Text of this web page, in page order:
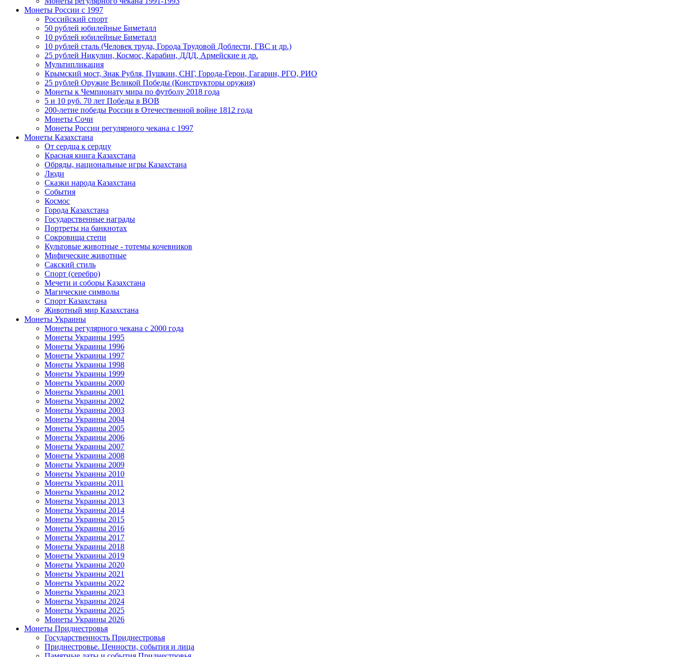
Монеты России c 1997
Российский спорт
50 рублей юбилейные Биметалл
10 рублей юбилейные Биметалл
10 рублей сталь (Человек труда, Города Трудовой Доблести, ГВС и др.)
25 рублей Никулин, Космос, Карабин, ДДД, Армейские и др.
Мультипликация
Крымский мост, Знак Рубля, Пушкин, СНГ, Города-Герои, Гагарин, РГО, РИО
25 рублей Оружие Великой Победы (Конструкторы оружия)
Монеты к Чемпионату мира по футболу 2018 года
5 и 10 руб. 70 лет Победы в ВОВ
200-летие победы России в Отечественной войне 1812 года
Монеты Сочи
Монеты России регулярного чекана с 1997
Монеты Казахстана
От сердца к сердцу
Красная книга Казахстана
Обряды, национальные игры Казахстана
Люди
Сказки народа Казахстана
События
Космос
Города Казахстана
Государственные награды
Портреты на банкнотах
Сокровища степи
Культовые животные - тотемы кочевников
Мифические животные
Сакский стиль
Спорт (серебро)
Мечети и соборы Казахстана
Магические символы
Спорт Казахстана
Животный мир Казахстана
Монеты Украины
Монеты регулярного чекана с 2000 года
Монеты Украины 1995
Монеты Украины 1996
Монеты Украины 1997
Монеты Украины 1998
Монеты Украины 1999
Монеты Украины 2000
Монеты Украины 2001
Монеты Украины 2002
Монеты Украины 2003
Монеты Украины 2004
Монеты Украины 2005
Монеты Украины 2006
Монеты Украины 2007
Монеты Украины 2008
Монеты Украины 2009
Монеты Украины 2010
Монеты Украины 2011
Монеты Украины 2012
Монеты Украины 2013
Монеты Украины 2014
Монеты Украины 2015
Монеты Украины 2016
Монеты Украины 2017
Монеты Украины 2018
Монеты Украины 2019
Монеты Украины 2020
Монеты Украины 2021
Монеты Украины 2022
Монеты Украины 2023
Монеты Украины 2024
Монеты Украины 2025
Монеты Украины 2026
Монеты Приднестровья
Государственность Приднестровья
Приднестровье. Ценности, события и лица